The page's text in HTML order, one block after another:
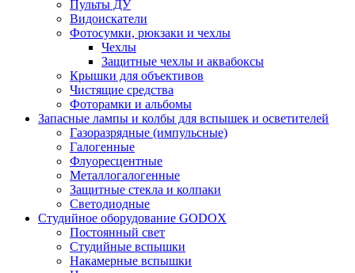
Пульты ДУ
Видоискатели
Фотосумки, рюкзаки и чехлы
Чехлы
Защитные чехлы и аквабоксы
Крышки для объективов
Чистящие средства
Фоторамки и альбомы
Запасные лампы и колбы для вспышек и осветителей
Газоразрядные (импульсные)
Галогенные
Флуоресцентные
Металлогалогенные
Защитные стекла и колпаки
Светодиодные
Студийное оборудование GODOX
Постоянный свет
Студийные вспышки
Накамерные вспышки